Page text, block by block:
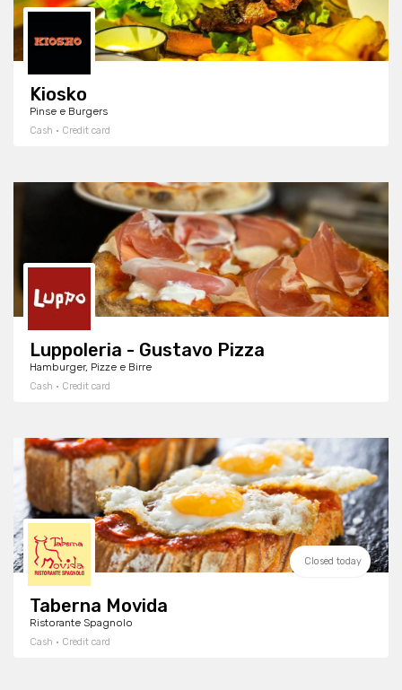
Kiosko
Pinse e Burgers
Cash · Credit card
Luppoleria - Gustavo Pizza
Hamburger, Pizze e Birre
Cash · Credit card
Closed today
Taberna Movida
Ristorante Spagnolo
Cash · Credit card